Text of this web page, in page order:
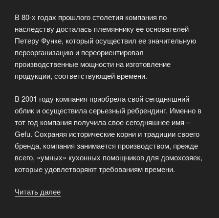
В 80-х годах прошлого столетия компания по
наследству досталась племяннику ее основателей
Петеру Функе, который осуществил ее значительную
переорганизацию и переориентировал
производственные мощности на изготовление
продукции, соответствующей времени.
В 2001 году компания приобрела свой сегодняшний
облик и осуществила серьезный ребрендинг. Именно в
тот год компания получила свое сегодняшнее имя –
Gefu. Сохраняя исторические корни и традиции своего
бренда, компания занимается производством, прежде
всего, »умных» кухонных помощников для домохозяек,
которые удовлетворяют требованиям времени.
Читать далее